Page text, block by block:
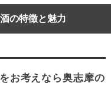
の特徴と魅力
お考えなら奥志摩の